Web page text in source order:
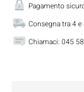
Pagamento
Consegna tra 4
Chiamaci: 045